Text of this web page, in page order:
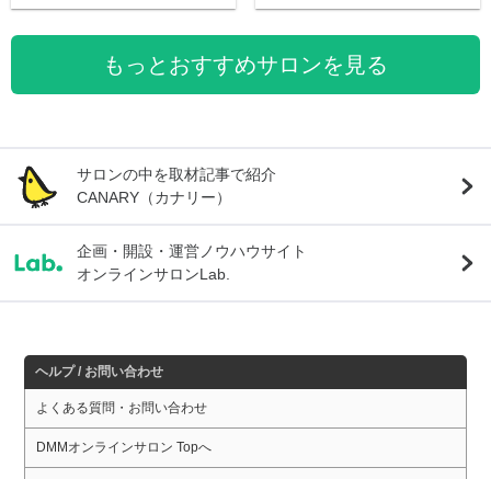
もっとおすすめサロンを見る
サロンの中を取材記事で紹介
CANARY（カナリー）
企画・開設・運営ノウハウサイト
オンラインサロンLab.
ヘルプ / お問い合わせ
よくある質問・お問い合わせ
DMMオンラインサロン Topへ